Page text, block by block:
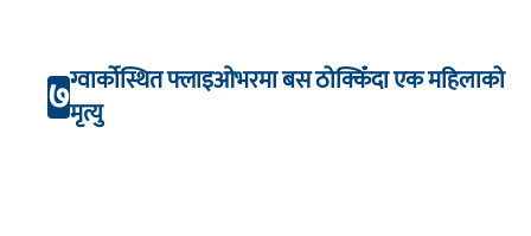
७ग्वार्कोस्थित फ्लाइओभरमा बस ठोक्किँदा एक महिलाको
मृत्यु